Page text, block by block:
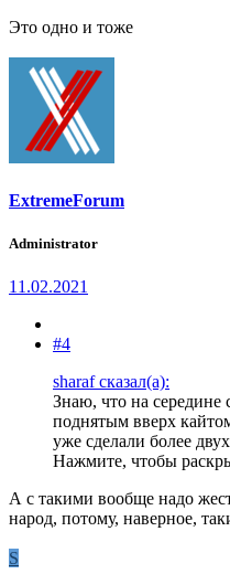
Это одно и тоже
ExtremeForum
Administrator
11.02.2021
#4
sharaf сказал(а):
Знаю, что на середине
поднятым вверх
уже сделали более
Нажмите, чтобы
А с такими вообще надо
народ, потому, наверное,
S